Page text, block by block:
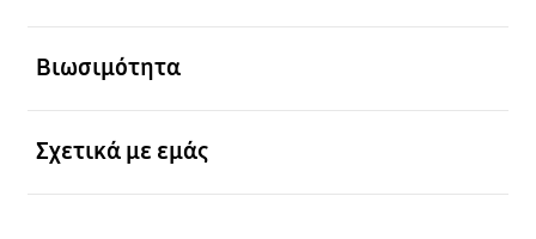
Βιωσιμότητα
Σχετικά με εμάς